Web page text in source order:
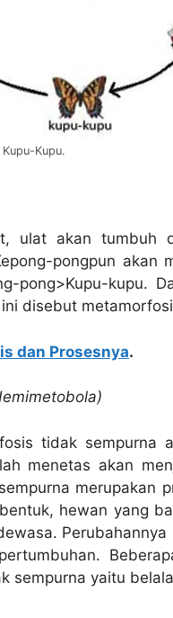
Kupu.
ulat akan tumbuh
pongpun akan
pong>Kupu-kupu.
disebut
dan Prosesnya.
tidak sempurna
menetas akan
merupakan
hewan yang
sempurna yaitu